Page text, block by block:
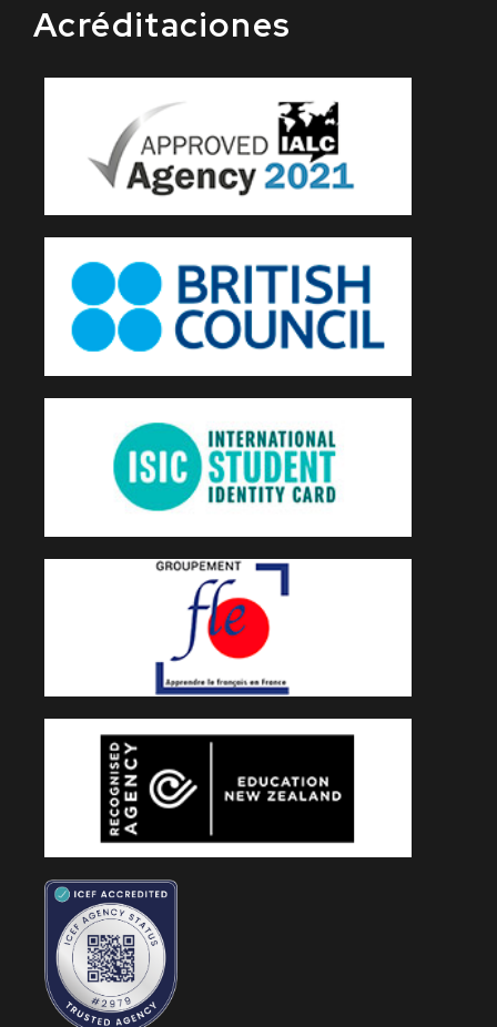
Acréditaciones